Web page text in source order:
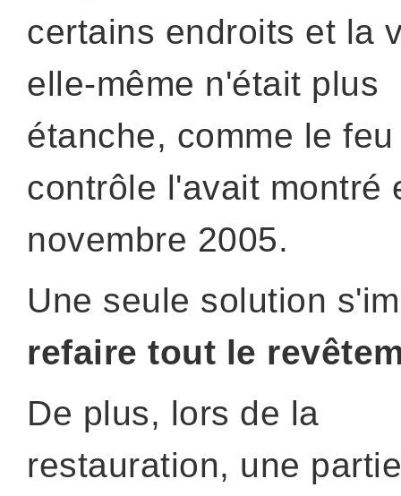
certains endroits et la
elle-même n'était plus
étanche, comme le
contrôle l'avait montré
novembre 2005.
Une seule solution
refaire tout le
De plus, lors de la
restauration, une